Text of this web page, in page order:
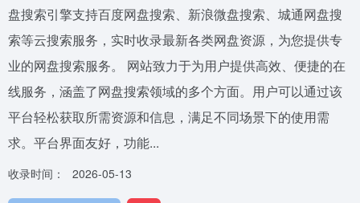
盘搜索引擎支持百度网盘搜索、新浪微盘搜索、城通网盘搜
索等云搜索服务，实时收录最新各类网盘资源，为您提供专
业的网盘搜索服务。 网站致力于为用户提供高效、便捷的在
线服务，涵盖了网盘搜索领域的多个方面。用户可以通过该
平台轻松获取所需资源和信息，满足不同场景下的使用需
求。平台界面友好，功能...
收录时间： 2026-05-13